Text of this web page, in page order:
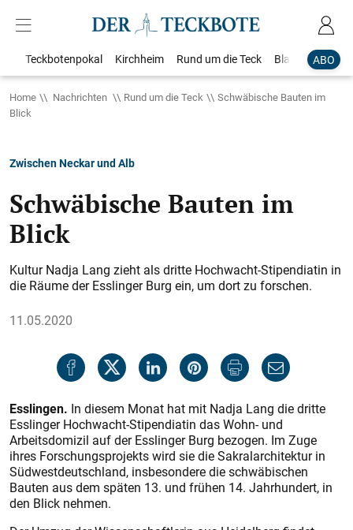
ABO
Teckbotenpokal Kirchheim Rund um die Teck Blaulicht
Home Nachrichten Rund um die Teck
Schwäbische Bauten im
Blick
Zwischen Neckar und Alb
Schwäbische Bauten im
Blick
Kultur Nadja Lang zieht als dritte Hochwacht-Stipendiatin in
die Räume der Esslinger Burg ein, um dort zu forschen.
11.05.2020
Esslingen. In diesem Monat hat mit Nadja Lang die dritte
Esslinger Hochwacht-Stipendiatin das Wohn- und
Arbeitsdomizil auf der Esslinger Burg bezogen. Im Zuge
ihres Forschungsprojekts wird sie die Sakralarchitektur in
Südwestdeutschland, insbesondere die schwäbischen
Bauten aus dem späten 13. und frühen 14. Jahrhundert, in
den Blick nehmen.